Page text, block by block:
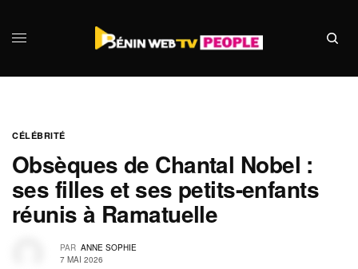
CÉLÉBRITÉ
Obsèques de Chantal Nobel :
ses filles et ses petits-enfants
réunis à Ramatuelle
PAR ANNE SOPHIE
7 MAI 2026